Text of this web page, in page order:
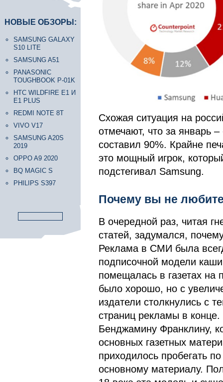
НОВЫЕ ОБЗОРЫ:
SAMSUNG GALAXY
S10 LITE
SAMSUNG A51
PANASONIC
TOUGHBOOK P-01K
HTC WILDFIRE E1 И
E1 PLUS
REDMI NOTE 8T
VIVO V17
SAMSUNG A20S
2019
OPPO A9 2020
BQ MAGIC S
PHILIPS S397
Схожая ситуация на
отмечают, что за январь
составил 90%. Крайне
это мощный игрок,
подстегивал Samsung.
Почему вы не
В очередной раз, читая
статей, задумался,
Реклама в СМИ была
подписочной модели
помещалась в газетах на
было хорошо, но с
издатели столкнулись с
страниц рекламы в
Бенджамину Франклину,
основных газетных
приходилось пробегать
основному материалу.